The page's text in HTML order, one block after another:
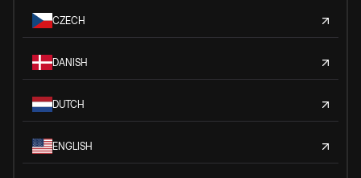
CZECH
DANISH
DUTCH
ENGLISH